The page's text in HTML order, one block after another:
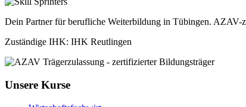
Dein Partner für berufliche Weiterbildung in Tübingen.
Zuständige IHK: IHK Reutlingen
Unsere Kurse